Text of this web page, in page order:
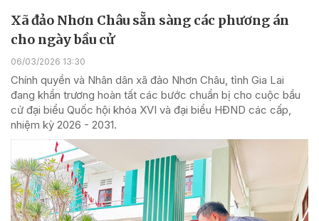
Xã đảo Nhơn Châu sẵn sàng các phương án
cho ngày bầu cử
06/03/2026 13:30
Chính quyền và Nhân dân xã đảo Nhơn Châu, tỉnh Gia Lai
đang khẩn trương hoàn tất các bước chuẩn bị cho cuộc bầu
cử đại biểu Quốc hội khóa XVI và đại biểu HĐND các cấp,
nhiệm kỳ 2026 - 2031.